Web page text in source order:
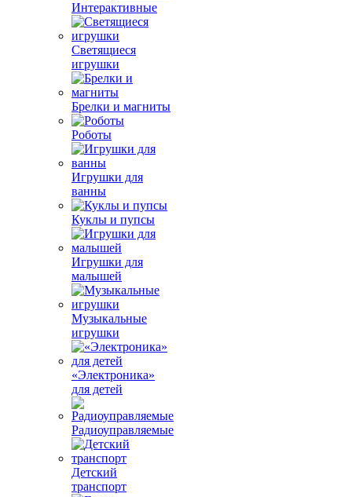
Интерактивные
Светящиеся
игрушки
Брелки и магниты
Роботы
Игрушки для
ванны
Куклы и пупсы
Игрушки для
малышей
Музыкальные
игрушки
«Электроника»
для детей
Радиоуправляемые
Детский
транспорт